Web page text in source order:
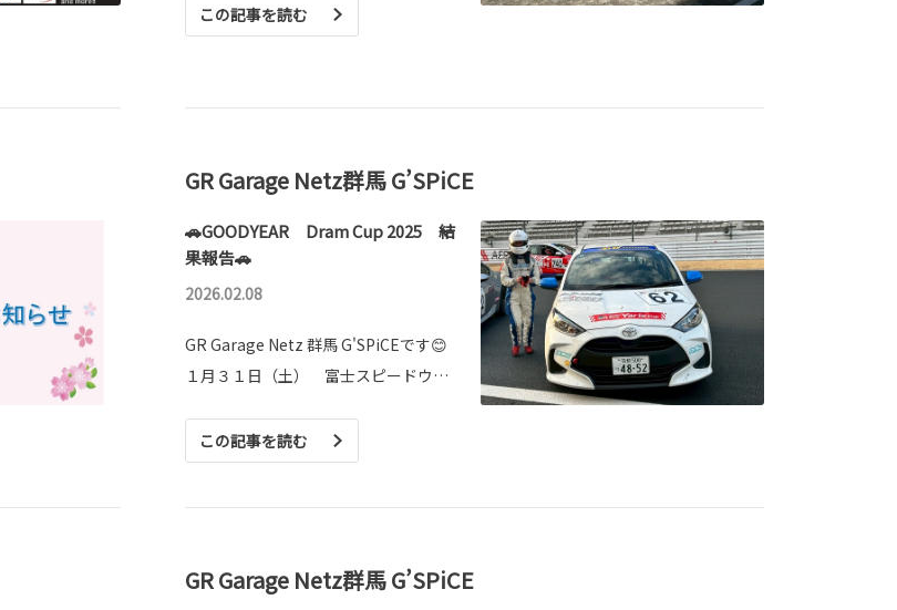
この記事を読む
GR Garage Netz群馬 G’SPiCE
🚗GOODYEAR Dram Cup 2025 結
果報告🚗
2026.02.08
GR Garage Netz 群馬 G'SPiCEです😊
１月３１日（土） 富士スピードウ…
この記事を読む
GR Garage Netz群馬 G’SPiCE